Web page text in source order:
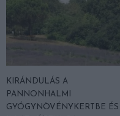
KIRÁNDULÁS A
PANNONHALMI
GYÓGYNÖVÉNYKERTBE ÉS